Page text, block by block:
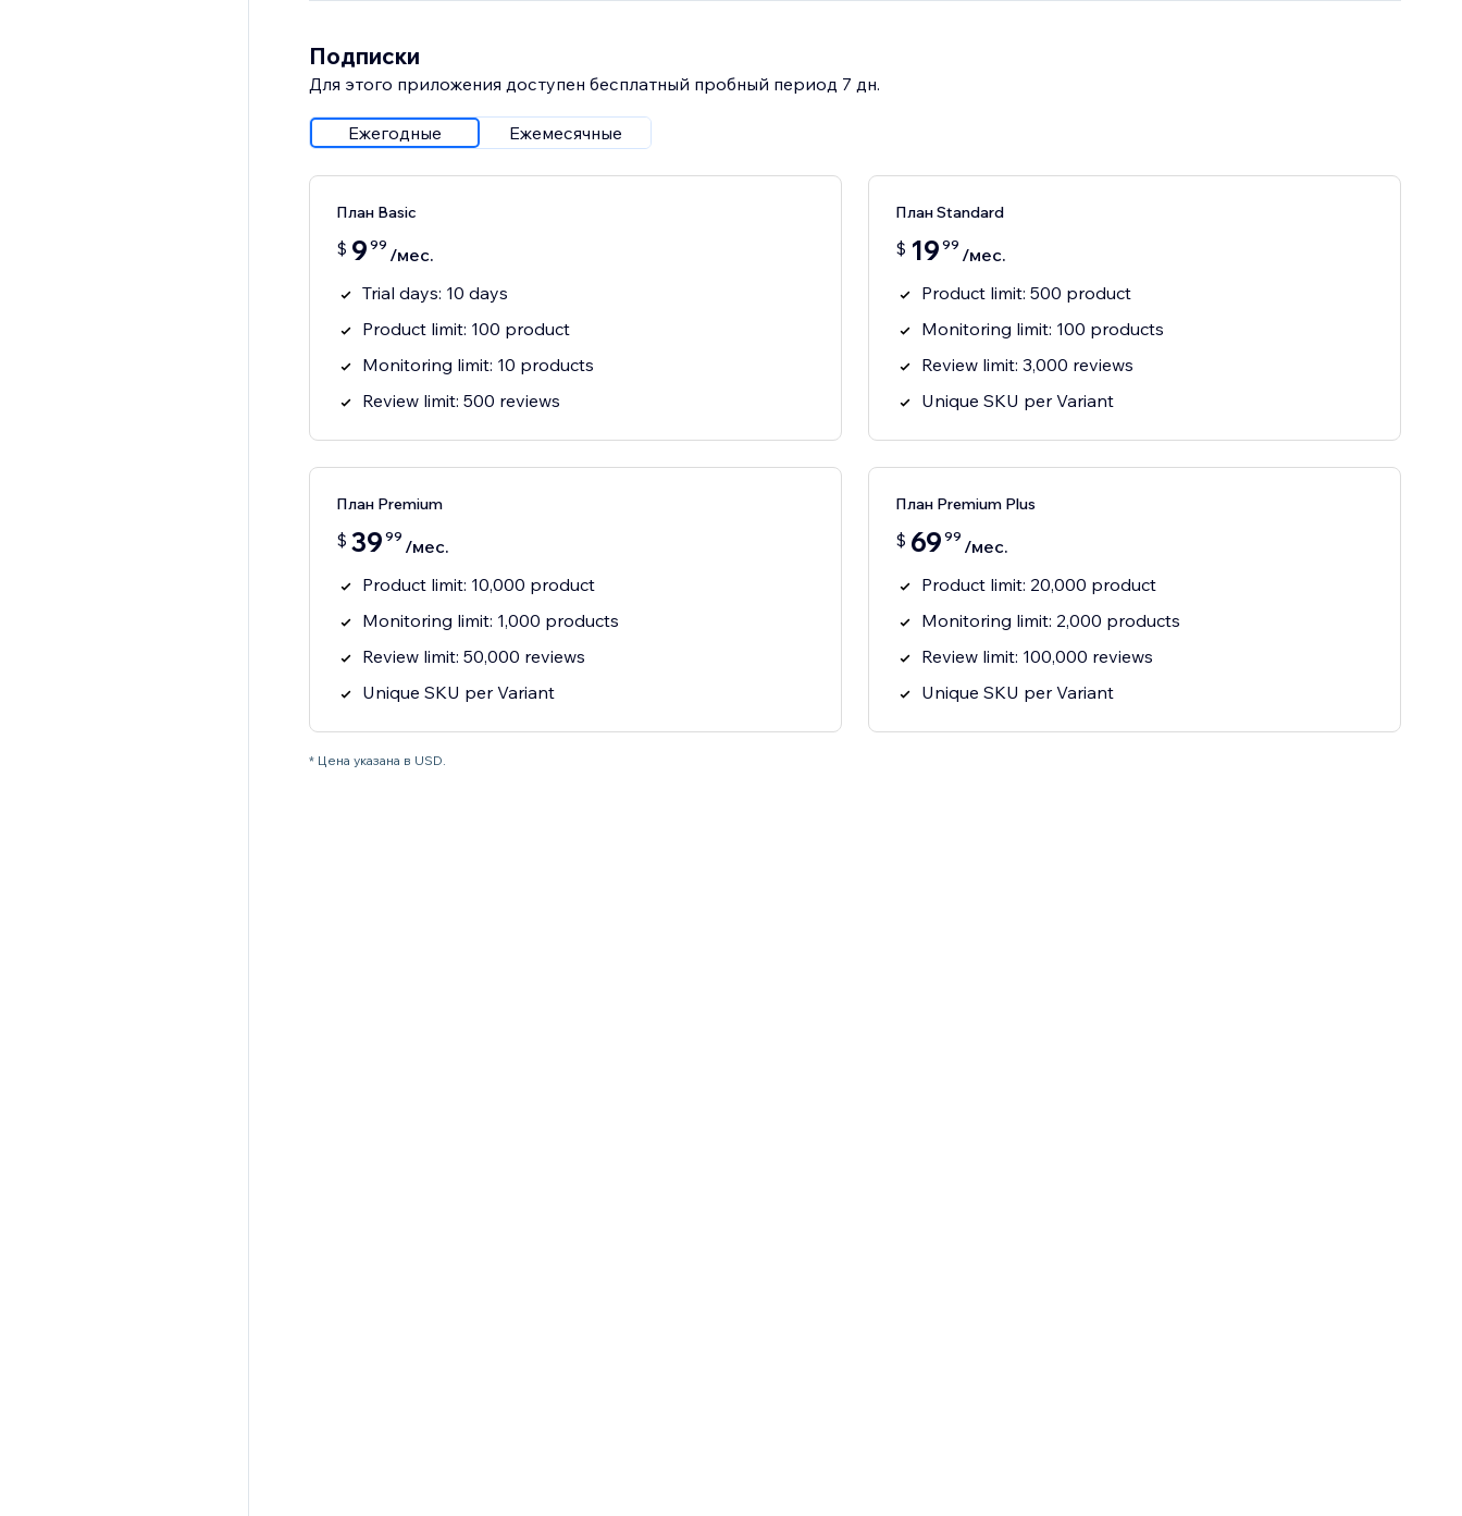
Подписки
Для этого приложения доступен бесплатный пробный период 7 дн.
Ежегодные Ежемесячные
План Basic
$ 9 99 /мес.
Trial days: 10 days
Product limit: 100 product
Monitoring limit: 10 products
Review limit: 500 reviews
План Standard
$ 19 99 /мес.
Product limit: 500 product
Monitoring limit: 100 products
Review limit: 3,000 reviews
Unique SKU per Variant
План Premium
$ 39 99 /мес.
Product limit: 10,000 product
Monitoring limit: 1,000 products
Review limit: 50,000 reviews
Unique SKU per Variant
План Premium Plus
$ 69 99 /мес.
Product limit: 20,000 product
Monitoring limit: 2,000 products
Review limit: 100,000 reviews
Unique SKU per Variant
* Цена указана в USD.